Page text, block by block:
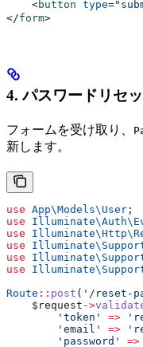
    <
button type=
</form>
4. パスワードリセ
フォームを受け取り、
新します。
use App\Models\ User ;
use
use Illuminate\Http\
use
use
use
Route :: post ( '/reset-
    $request
->
        'token'
=>
        'email'
=>
        'password'
=>